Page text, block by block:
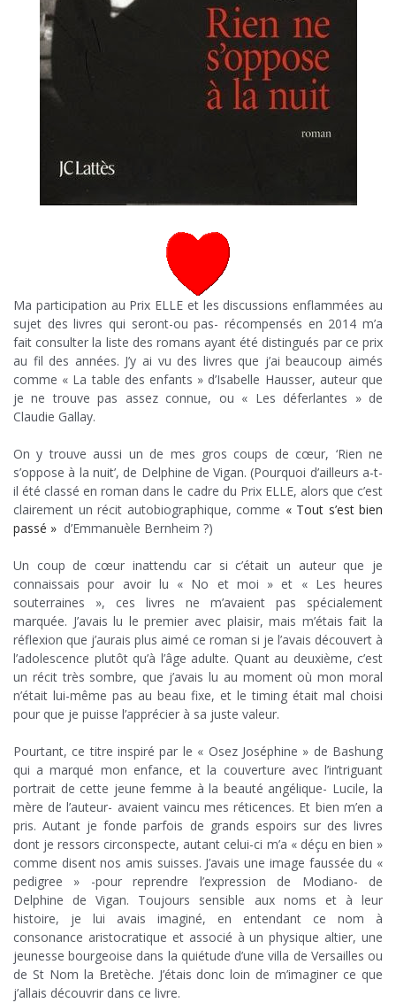
Ma participation au Prix ELLE et les discussions enflammées au
sujet des livres qui seront-ou pas- récompensés en 2014 m’a
fait consulter la liste des romans ayant été distingués par ce prix
au fil des années. J’y ai vu des livres que j’ai beaucoup aimés
comme « La table des enfants » d’Isabelle Hausser, auteur que
je ne trouve pas assez connue, ou « Les déferlantes » de
Claudie Gallay.
On y trouve aussi un de mes gros coups de cœur, ‘Rien ne
s’oppose à la nuit’, de Delphine de Vigan. (Pourquoi d’ailleurs a-t-
il été classé en roman dans le cadre du Prix ELLE, alors que c’est
clairement un récit autobiographique, comme « Tout s’est bien
passé » d’Emmanuèle Bernheim ?)
Un coup de cœur inattendu car si c’était un auteur que je
connaissais pour avoir lu « No et moi » et « Les heures
souterraines », ces livres ne m’avaient pas spécialement
marquée. J’avais lu le premier avec plaisir, mais m’étais fait la
réflexion que j’aurais plus aimé ce roman si je l’avais découvert à
l’adolescence plutôt qu’à l’âge adulte. Quant au deuxième, c’est
un récit très sombre, que j’avais lu au moment où mon moral
n’était lui-même pas au beau fixe, et le timing était mal choisi
pour que je puisse l’apprécier à sa juste valeur.
Pourtant, ce titre inspiré par le « Osez Joséphine » de Bashung
qui a marqué mon enfance, et la couverture avec l’intriguant
portrait de cette jeune femme à la beauté angélique- Lucile, la
mère de l’auteur- avaient vaincu mes réticences. Et bien m’en a
pris. Autant je fonde parfois de grands espoirs sur des livres
dont je ressors circonspecte, autant celui-ci m’a « déçu en bien »
comme disent nos amis suisses. J’avais une image faussée du «
pedigree » -pour reprendre l’expression de Modiano- de
Delphine de Vigan. Toujours sensible aux noms et à leur
histoire, je lui avais imaginé, en entendant ce nom à
consonance aristocratique et associé à un physique altier, une
jeunesse bourgeoise dans la quiétude d’une villa de Versailles ou
de St Nom la Bretèche. J’étais donc loin de m’imaginer ce que
j’allais découvrir dans ce livre.